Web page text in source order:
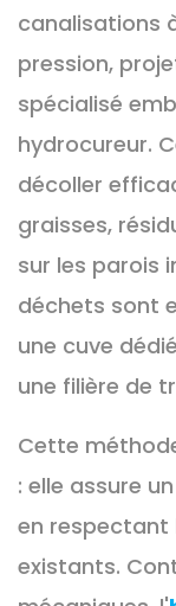
canalisations
pression,
spécialisé
hydrocureur.
décoller
graisses,
sur les parois
déchets sont
une cuve
une filière de
Cette
: elle assure
en respectant
existants.